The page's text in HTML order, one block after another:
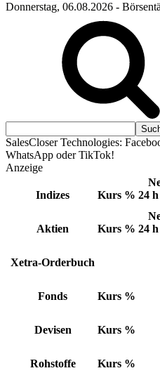
Donnerstag, 06.08.2026 -
SalesCloser Technologies:
WhatsApp oder TikTok!
Anzeige
Indizes Kurs % 24
Aktien Kurs % 24
Xetra-Orderbuch
Fonds Kurs %
Devisen Kurs %
Rohstoffe Kurs %